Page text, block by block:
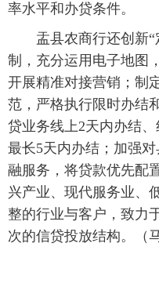
率水平和办贷条件。
盂县农商行还创新“
制，充分运用电子地图
开展精准对接营销；制
范，严格执行限时办结
贷业务线上2天内办结
最长5天内办结；加强
融服务，将贷款优先配
兴产业、现代服务业、
整的行业与客户，致力
次的信贷投放结构。（